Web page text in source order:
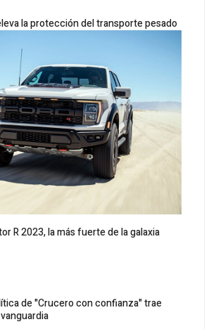
la protección del transporte pesado
R 2023, la más fuerte de la galaxia
de "Crucero con confianza" trae